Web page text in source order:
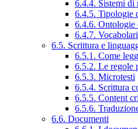
6.4.4. Sistemi di
6.4.5. Tipologie
6.4.6. Ontologie
6.4.7.
6.5. Scrittura e
6.5.1. Come
6.5.2. Le regole
6.5.3. Microtesti
6.5.4. Scrittura
6.5.5. Content
6.5.6.
6.6. Documenti